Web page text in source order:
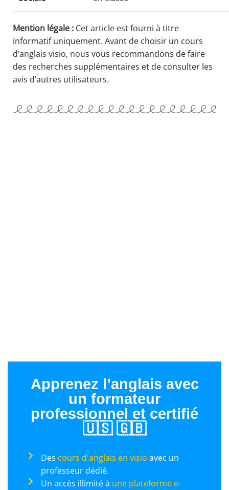
Mention légale : Cet article est fourni à titre
informatif uniquement. Avant de choisir un cours
d’anglais visio, nous vous recommandons de faire
des recherches supplémentaires et de consulter les
avis d’autres utilisateurs.
Apprenez l’anglais avec
un formateur
professionnel et certifié
🇺🇸 🇬🇧
Des cours d'anglais en visio avec un
professeur dédié.
Un accès illimité à une plateforme e-